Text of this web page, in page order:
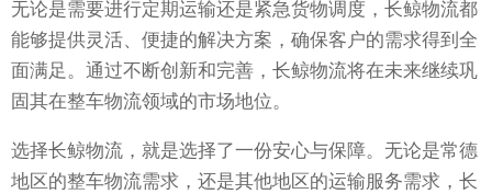
无论是需要进行定期运输还是紧急货物调度，长鲸物流都
能够提供灵活、便捷的解决方案，确保客户的需求得到全
面满足。通过不断创新和完善，长鲸物流将在未来继续巩
固其在整车物流领域的市场地位。
选择长鲸物流，就是选择了一份安心与保障。无论是常德
地区的整车物流需求，还是其他地区的运输服务需求，长